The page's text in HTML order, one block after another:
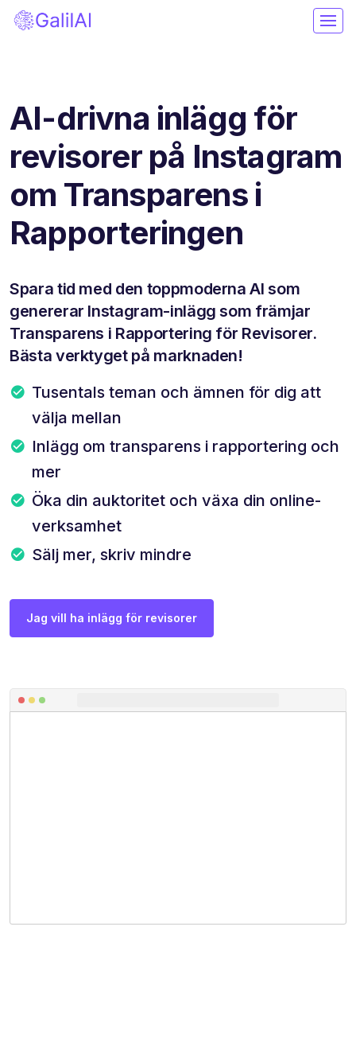
AI-drivna inlägg för
revisorer på Instagram
om Transparens i
Rapporteringen
Spara tid med den toppmoderna AI som
genererar Instagram-inlägg som främjar
Transparens i Rapportering för Revisorer.
Bästa verktyget på marknaden!
Tusentals teman och ämnen för dig att
välja mellan
Inlägg om transparens i rapportering och
mer
Öka din auktoritet och växa din online-
verksamhet
Sälj mer, skriv mindre
Jag vill ha inlägg för revisorer